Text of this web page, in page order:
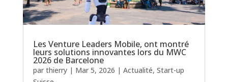
Les Venture Leaders Mobile, ont montré
leurs solutions innovantes lors du MWC
2026 de Barcelone
par thierry| Mar 5, 2026 | Actualité, Start-up